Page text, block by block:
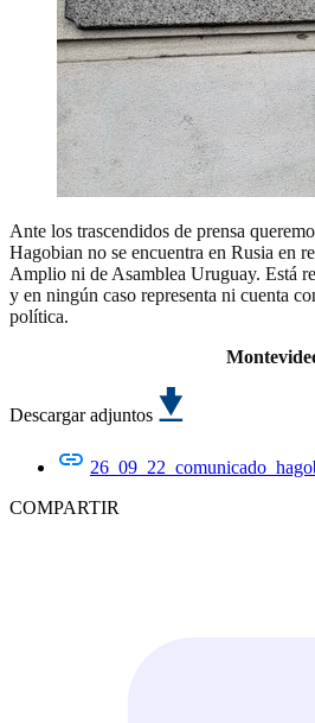
Ante los trascendidos de prensa
Hagobian no se encuentra en Rusia en
Amplio ni de Asamblea Uruguay. Está
y en ningún caso representa ni cuenta
política.
Descargar adjuntos
COMPARTIR